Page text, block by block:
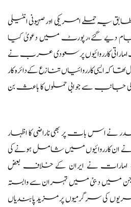
حملے امریکی اور صہیونی انٹیلی
دیے گئے،رپورٹ میں دعویٰ کیا
کارروائیوں پر سعودی عرب نے
تھا کہ ایسی کارروائیاں تنازع کے دائرہ کار
کی جانب سے جوابی حملوں کا باعث بن
نے اس بات پر بھی ناراضی کا اظہار
ان کارروائیوں میں شامل ہونے کی
امارات نے ایران کے خلاف بعض
میں دبئی میں تہران سے وابستہ
کی سرگرمیوں پر مزید پابندیاں